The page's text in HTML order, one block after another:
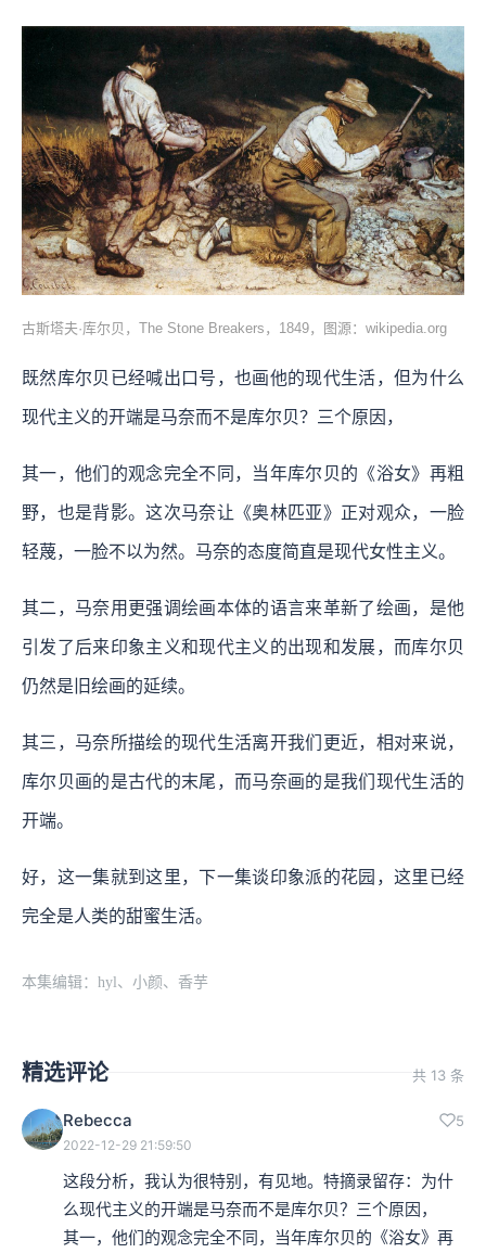
古斯塔夫·库尔贝，The Stone Breakers，1849，图源：wikipedia.org
既然库尔贝已经喊出口号，也画他的现代生活，但为什么
现代主义的开端是马奈而不是库尔贝？三个原因，
其一，他们的观念完全不同，当年库尔贝的《浴女》再粗
野，也是背影。这次马奈让《奥林匹亚》正对观众，一脸
轻蔑，一脸不以为然。马奈的态度简直是现代女性主义。
其二，马奈用更强调绘画本体的语言来革新了绘画，是他
引发了后来印象主义和现代主义的出现和发展，而库尔贝
仍然是旧绘画的延续。
其三，马奈所描绘的现代生活离开我们更近，相对来说，
库尔贝画的是古代的末尾，而马奈画的是我们现代生活的
开端。
好，这一集就到这里，下一集谈印象派的花园，这里已经
完全是人类的甜蜜生活。
本集编辑：hyl、小颜、香芋
精选评论 共 13 条
Rebecca 5
2022-12-29 21:59:50
这段分析，我认为很特别，有见地。特摘录留存：为什
么现代主义的开端是马奈而不是库尔贝？三个原因，
其一，他们的观念完全不同，当年库尔贝的《浴女》再